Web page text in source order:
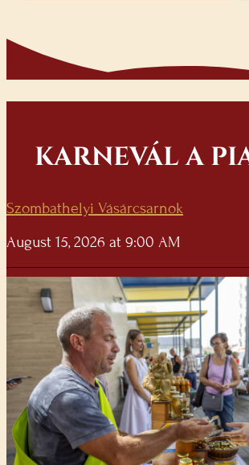
KARNEVÁL A
Szombathelyi Vásárcsarnok
August 15, 2026 at 9:00 AM